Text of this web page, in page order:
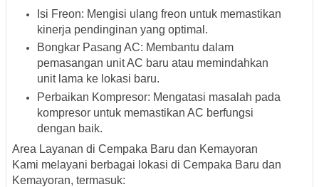
Isi Freon: Mengisi ulang freon untuk memastikan
kinerja pendinginan yang optimal.
Bongkar Pasang AC: Membantu dalam
pemasangan unit AC baru atau memindahkan
unit lama ke lokasi baru.
Perbaikan Kompresor: Mengatasi masalah pada
kompresor untuk memastikan AC berfungsi
dengan baik.
Area Layanan di Cempaka Baru dan Kemayoran
Kami melayani berbagai lokasi di Cempaka Baru dan
Kemayoran, termasuk: